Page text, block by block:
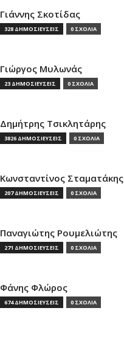
Γιάννης Σκοτίδας
328 ΔΗΜΟΣΙΕΥΣΕΙΣ 0 ΣΧΟΛΙΑ
Γιώργος Μυλωνάς
23 ΔΗΜΟΣΙΕΥΣΕΙΣ 0 ΣΧΟΛΙΑ
Δημήτρης Τσικλητάρης
3826 ΔΗΜΟΣΙΕΥΣΕΙΣ 0 ΣΧΟΛΙΑ
Κωνσταντίνος Σταματάκης
207 ΔΗΜΟΣΙΕΥΣΕΙΣ 0 ΣΧΟΛΙΑ
Παναγιώτης Ρουμελιώτης
271 ΔΗΜΟΣΙΕΥΣΕΙΣ 0 ΣΧΟΛΙΑ
Φάνης Φλώρος
674 ΔΗΜΟΣΙΕΥΣΕΙΣ 0 ΣΧΟΛΙΑ